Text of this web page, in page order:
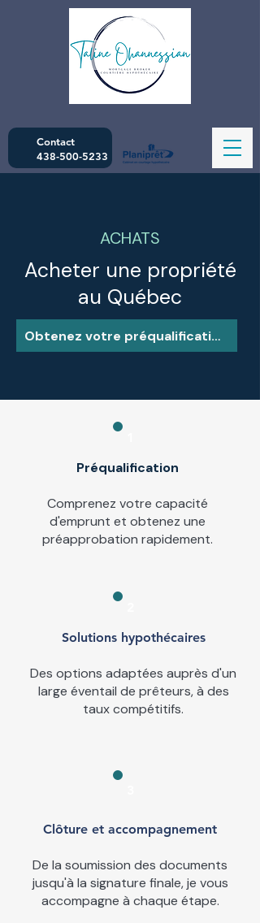
Contact
438-500-5233
ACHATS
Acheter une propriété
au Québec
Obtenez votre préqualification
Préqualification
Comprenez votre capacité
d'emprunt et obtenez une
préapprobation rapidement.
Solutions hypothécaires
Des options adaptées auprès d'un
large éventail de prêteurs, à des
taux compétitifs.
Clôture et accompagnement
De la soumission des documents
jusqu'à la signature finale, je vous
accompagne à chaque étape.